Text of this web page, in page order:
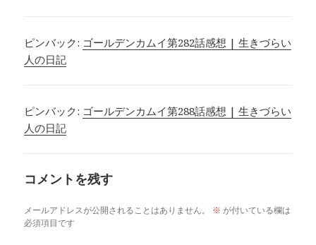
ピンバック: ゴールデンカムイ第282話感想 | 生きづらい
人の日記
ピンバック: ゴールデンカムイ第288話感想 | 生きづらい
人の日記
コメントを残す
メールアドレスが公開されることはありません。 ※ が付いている欄は
必須項目です